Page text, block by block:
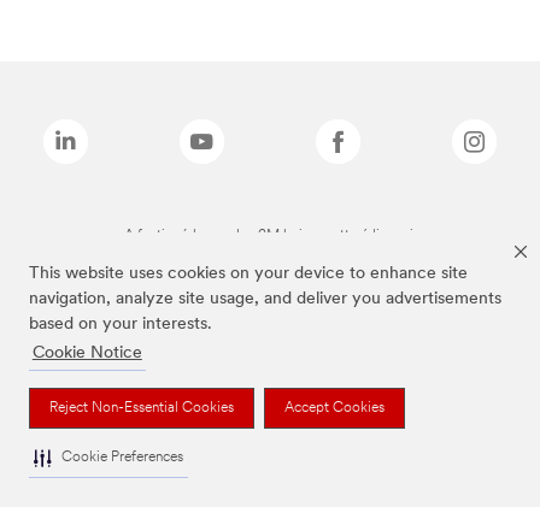
This website uses cookies on your device to enhance site
navigation, analyze site usage, and deliver you advertisements
based on your interests.
Cookie Notice
Reject Non-Essential Cookies Accept Cookies
Cookie Preferences
A fenti márkanevek a 3M bejegyzett védjegyei.